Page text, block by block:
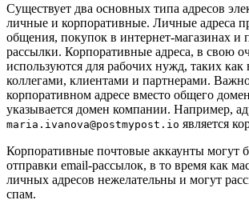
Существует два основных типа адресов
личные и корпоративные. Личные адреса
общения, покупок в интернет-магазинах и
рассылки. Корпоративные адреса, в свою
используются для рабочих нужд, таких как
коллегами, клиентами и партнерами.
корпоративном адресе вместо общего
указывается домен компании. Например,
maria.ivanova@postmypost.io является
Корпоративные почтовые аккаунты могут
отправки email-рассылок, в то время как
личных адресов нежелательны и могут
спам.